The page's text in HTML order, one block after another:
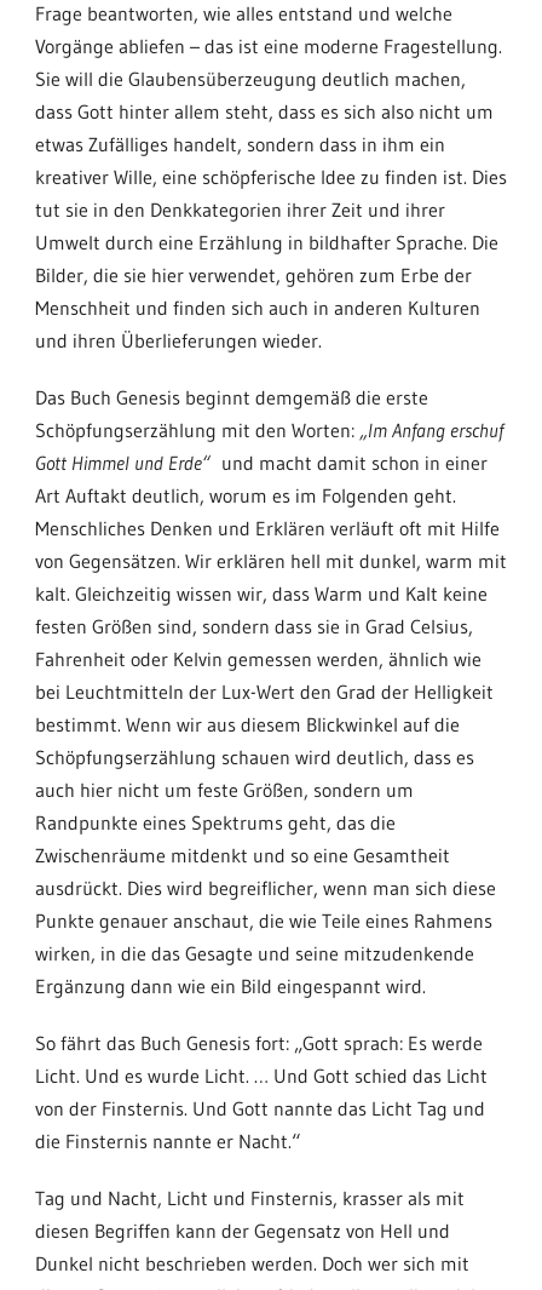
Frage beantworten, wie alles entstand und welche
Vorgänge abliefen – das ist eine moderne Fragestellung.
Sie will die Glaubensüberzeugung deutlich machen,
dass Gott hinter allem steht, dass es sich also nicht um
etwas Zufälliges handelt, sondern dass in ihm ein
kreativer Wille, eine schöpferische Idee zu finden ist. Dies
tut sie in den Denkkategorien ihrer Zeit und ihrer
Umwelt durch eine Erzählung in bildhafter Sprache. Die
Bilder, die sie hier verwendet, gehören zum Erbe der
Menschheit und finden sich auch in anderen Kulturen
und ihren Überlieferungen wieder.
Das Buch Genesis beginnt demgemäß die erste
Schöpfungserzählung mit den Worten: „Im Anfang erschuf
Gott Himmel und Erde“ und macht damit schon in einer
Art Auftakt deutlich, worum es im Folgenden geht.
Menschliches Denken und Erklären verläuft oft mit Hilfe
von Gegensätzen. Wir erklären hell mit dunkel, warm mit
kalt. Gleichzeitig wissen wir, dass Warm und Kalt keine
festen Größen sind, sondern dass sie in Grad Celsius,
Fahrenheit oder Kelvin gemessen werden, ähnlich wie
bei Leuchtmitteln der Lux-Wert den Grad der Helligkeit
bestimmt. Wenn wir aus diesem Blickwinkel auf die
Schöpfungserzählung schauen wird deutlich, dass es
auch hier nicht um feste Größen, sondern um
Randpunkte eines Spektrums geht, das die
Zwischenräume mitdenkt und so eine Gesamtheit
ausdrückt. Dies wird begreiflicher, wenn man sich diese
Punkte genauer anschaut, die wie Teile eines Rahmens
wirken, in die das Gesagte und seine mitzudenkende
Ergänzung dann wie ein Bild eingespannt wird.
So fährt das Buch Genesis fort: „Gott sprach: Es werde
Licht. Und es wurde Licht. … Und Gott schied das Licht
von der Finsternis. Und Gott nannte das Licht Tag und
die Finsternis nannte er Nacht.“
Tag und Nacht, Licht und Finsternis, krasser als mit
diesen Begriffen kann der Gegensatz von Hell und
Dunkel nicht beschrieben werden. Doch wer sich mit